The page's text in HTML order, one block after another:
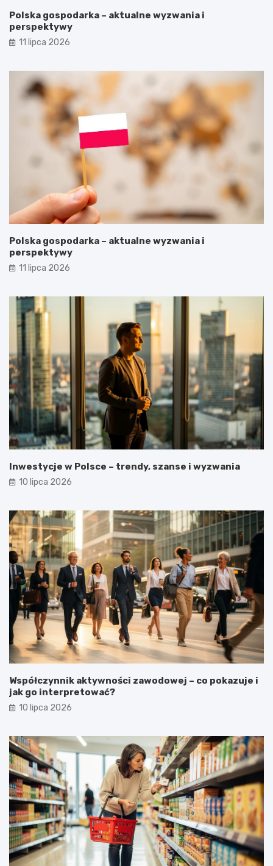
Polska gospodarka – aktualne wyzwania i
perspektywy
11 lipca 2026
Polska gospodarka – aktualne wyzwania i
perspektywy
11 lipca 2026
Inwestycje w Polsce – trendy, szanse i wyzwania
10 lipca 2026
Współczynnik aktywności zawodowej – co pokazuje i
jak go interpretować?
10 lipca 2026